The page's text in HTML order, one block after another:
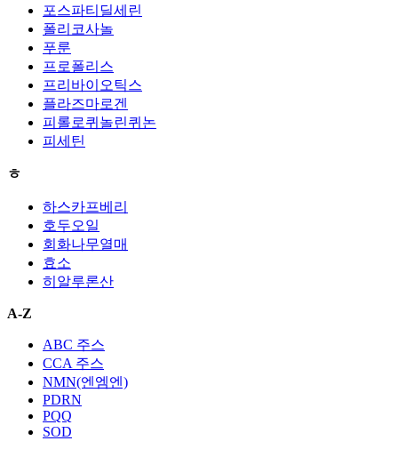
포스파티딜세린
폴리코사놀
푸룬
프로폴리스
프리바이오틱스
플라즈마로겐
피롤로퀴놀린퀴논
피세틴
ㅎ
하스카프베리
호두오일
회화나무열매
효소
히알루론산
A-Z
ABC 주스
CCA 주스
NMN(엔엠엔)
PDRN
PQQ
SOD